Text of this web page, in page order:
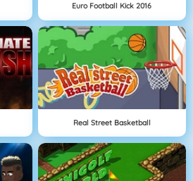
Euro Football Kick 2016
Real Street Basketball